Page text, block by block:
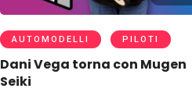
AUTOMODELLI PILOTI
Dani Vega torna con Mugen
Seiki